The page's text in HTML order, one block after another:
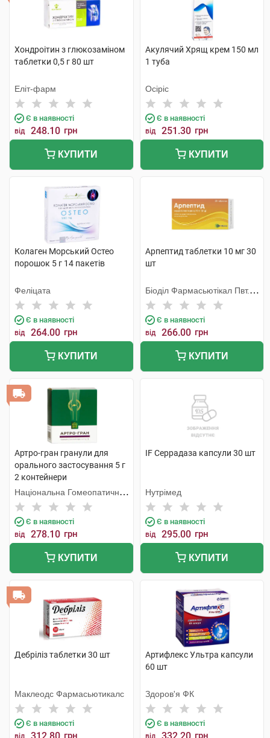
Хондроітин з глюкозаміном
таблетки 0,5 г 80 шт
Еліт-фарм
Є в наявності
від 248.10 грн
КУПИТИ
Акулячий Хрящ крем 150 мл
1 туба
Осіріс
Є в наявності
від 251.30 грн
КУПИТИ
Колаген Морський Остео
порошок 5 г 14 пакетів
Феліцата
Є в наявності
від 264.00 грн
КУПИТИ
Арпептид таблетки 10 мг 30
шт
Біоділ Фармасьютікал Пвт.
Лтд.
Є в наявності
від 266.00 грн
КУПИТИ
Артро-гран гранули для
орального застосування 5 г
2 контейнери
Національна Гомеопатична
Спілка
Є в наявності
від 278.10 грн
КУПИТИ
IF Серрадаза капсули 30 шт
Нутрімед
Є в наявності
від 295.00 грн
КУПИТИ
Дебріліз таблетки 30 шт
Маклеодс Фармасьютикалс
Є в наявності
від грн
Артифлекс Ультра капсули
60 шт
Здоров'я ФК
Є в наявності
від грн